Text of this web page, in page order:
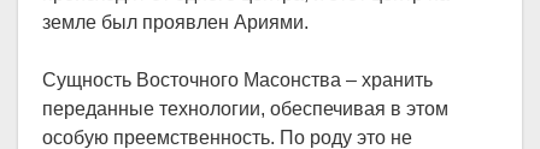
земле был проявлен Ариями.
Сущность Восточного Масонства – хранить
переданные технологии, обеспечивая в этом
особую преемственность. По роду это не